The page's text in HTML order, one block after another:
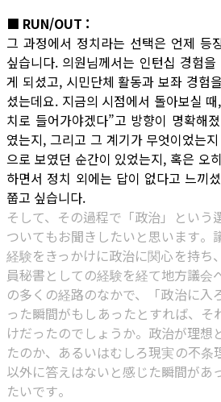
■ RUN/OUT :
그 과정에서 정치라는 선택은 언제 등
싶습니다. 의원님께서는 인턴십 경험
게 되셨고, 시민단체 활동과 보좌 경험
셨는데요. 지금의 시점에서 돌아보실
치로 들어가야겠다”고 방향이 명확해
였는지, 그리고 그 계기가 무엇이었는
으로 보였던 순간이 있었는지, 혹은 오
하면서 정치 외에는 답이 없다고 느끼
쭙고 싶습니다.
そして、その過程で「政治」という
ついてもお聞きしたいと思います。
経験をきっかけに政治に関心を持ち
員秘書としての経験を経て地方議会
の多くの経路のなかで、「政治に入
った瞬間がもしあったとすれば、そ
けだったのでしょうか。政治が理想
たのか、あるいはむしろ現実の不条
以外に答えはないと感じた瞬間があ
たいです。